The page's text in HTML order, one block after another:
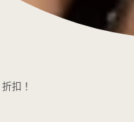
折扣！